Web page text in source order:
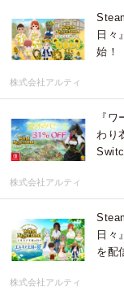
日々
始！
株式会社アルティ
『
わり
株式会社アルティ
日々
を配
株式会社アルティ